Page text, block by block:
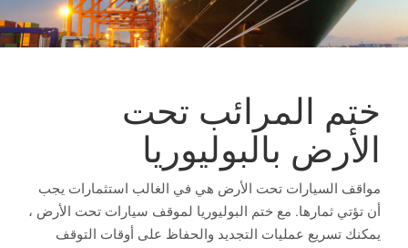
ختم المرائب تحت
الأرض بالبوليوريا
مواقف السيارات تحت الأرض هي في الغالب استثمارات يجب
أن تؤتي ثمارها. مع ختم البوليوريا لموقف سيارات تحت الأرض ،
يمكنك تسريع عمليات التجديد والحفاظ على أوقات التوقف